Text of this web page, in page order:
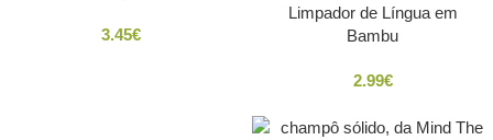
3.45€
Limpador de Língua em
Bambu
2.99€